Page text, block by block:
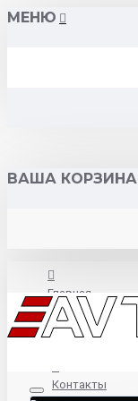
МЕНЮ
ВАША КОРЗИНА
Главная
О нас
Контакты